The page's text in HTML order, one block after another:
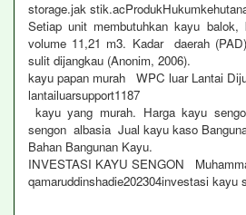
storage.jak
Setiap unit membutuhkan kayu balok,
volume 11,21 m3. Kadar daerah
sulit dijangkau (Anonim, 2006).
kayu papan murah WPC luar Lantai
lantailuarsupport1187
kayu yang murah. Harga kayu
sengon albasia Jual kayu kaso
Bahan Bangunan Kayu.
INVESTASI KAYU SENGON
qamaruddinshadie202304investasi kayu